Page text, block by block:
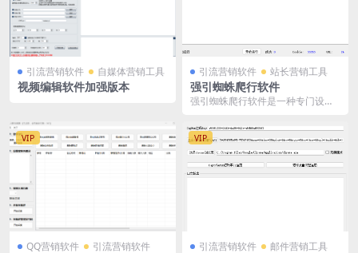
引流营销软件 自媒体营销工具
视频编辑软件加强版本
引流营销软件 站长营销工具
强引蜘蛛爬行软件
强引蜘蛛爬行软件是一种专门设计
工具，目的是提高网站...
VIP
QQ营销软件 引流营销软件
VIP
引流营销软件 邮件营销工具